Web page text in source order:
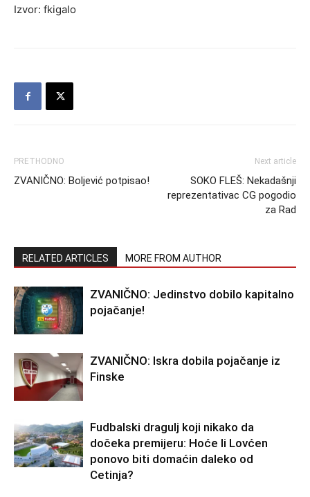
Izvor: fkigalo
PRETHODNO
ZVANIČNO: Boljević potpisao!
Next article
SOKO FLEŠ: Nekadašnji
reprezentativac CG pogodio
za Rad
RELATED ARTICLES MORE FROM AUTHOR
ZVANIČNO: Jedinstvo dobilo kapitalno
pojačanje!
ZVANIČNO: Iskra dobila pojačanje iz
Finske
Fudbalski dragulj koji nikako da
dočeka premijeru: Hoće li Lovćen
ponovo biti domaćin daleko od
Cetinja?